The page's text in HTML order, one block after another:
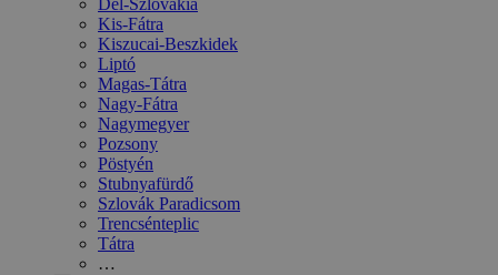
Dél-Szlovákia
Kis-Fátra
Kiszucai-Beszkidek
Liptó
Magas-Tátra
Nagy-Fátra
Nagymegyer
Pozsony
Pöstyén
Stubnyafürdő
Szlovák Paradicsom
Trencsénteplic
Tátra
…